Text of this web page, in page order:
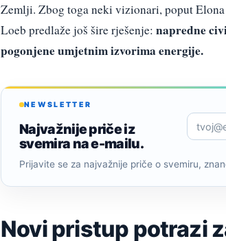
Zemlji. Zbog toga neki vizionari, poput
Loeb predlaže još šire rješenje: napredne
pogonjene umjetnim izvorima energije.
NEWSLETTER
Najvažnije priče iz
svemira na e-mailu.
Prijavite se za najvažnije priče o svemiru,
Novi pristup potrazi